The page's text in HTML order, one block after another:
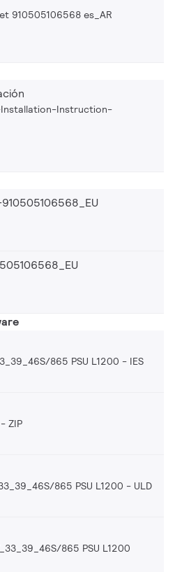
910505106568 es_AR
Instruction-
865 PSU L1200 IES
ZIP
865 PSU L1200 ULD
865 PSU L1200